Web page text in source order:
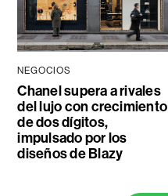
NEGOCIOS
Chanel supera a rivales
del lujo con crecimiento
de dos dígitos,
impulsado por los
diseños de Blazy